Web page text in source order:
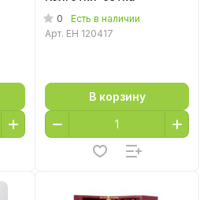
0
Есть в наличии
Арт. EH 120417
В корзину